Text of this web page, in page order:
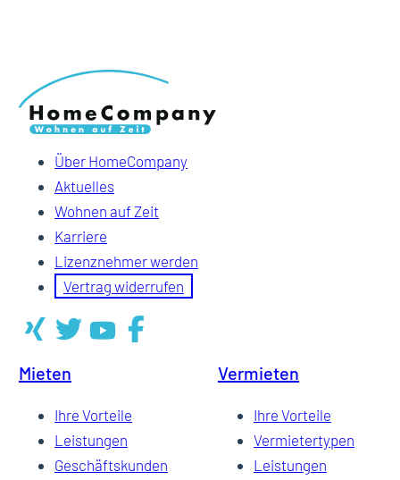
Über HomeCompany
Aktuelles
Wohnen auf Zeit
Karriere
Lizenznehmer werden
Vertrag widerrufen
Mieten
Ihre Vorteile
Leistungen
Geschäftskunden
Vermieten
Ihre Vorteile
Vermietertypen
Leistungen